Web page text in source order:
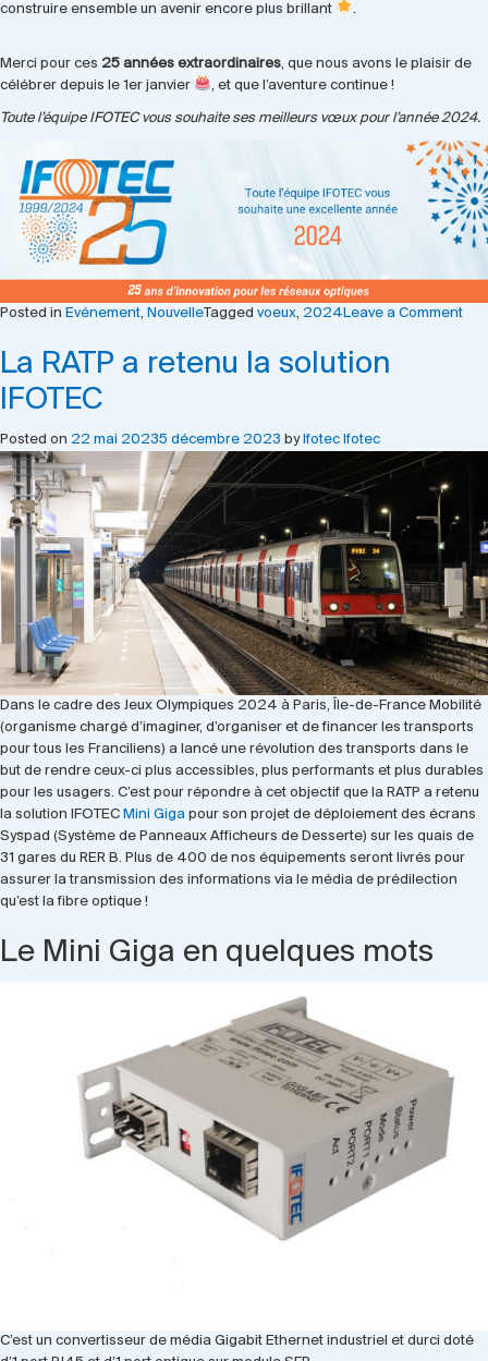
construire ensemble un avenir encore plus brillant
.
Merci pour ces 25 années extraordinaires, que nous avons le plaisir de
célébrer depuis le 1er janvier
, et que l’aventure continue !
Toute l’équipe IFOTEC vous souhaite ses meilleurs vœux pour l’année 2024.
Posted in Evénement, NouvelleTagged voeux, 2024Leave a Commenton
La RATP a retenu la solution
IFOTEC
Posted on 22 mai 20235 décembre 2023 byIfotec Ifotec
Dans le cadre des Jeux Olympiques 2024 à Paris, Île-de-France Mobilité
(organisme chargé d’imaginer, d’organiser et de financer les transports
pour tous les Franciliens) a lancé une révolution des transports dans le
but de rendre ceux-ci plus accessibles, plus performants et plus durables
pour les usagers. C’est pour répondre à cet objectif que la RATP a retenu
la solution IFOTEC Mini Giga pour son projet de déploiement des écrans
Syspad (Système de Panneaux Afficheurs de Desserte) sur les quais de
31 gares du RER B. Plus de 400 de nos équipements seront livrés pour
assurer la transmission des informations via le média de prédilection
qu’est la fibre optique !
Le Mini Giga en quelques mots
C’est un convertisseur de média Gigabit Ethernet industriel et durci doté